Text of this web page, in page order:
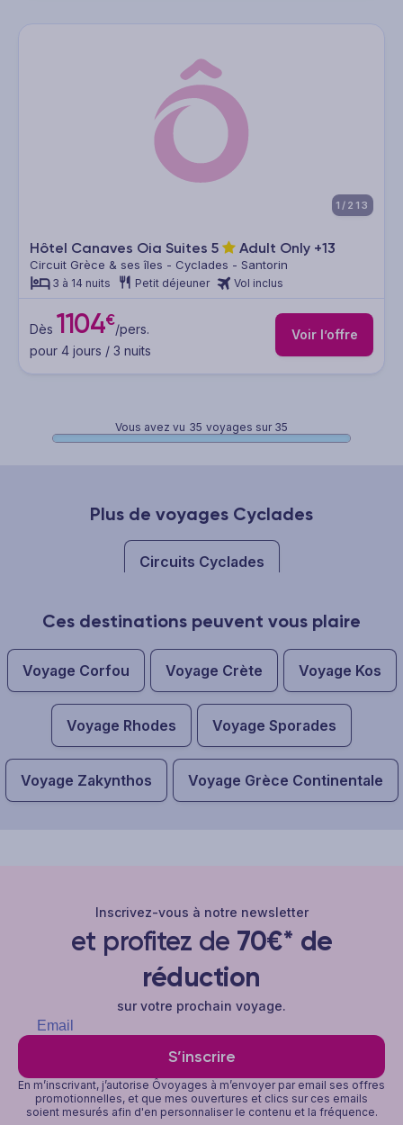
1/213
Hôtel Canaves Oia Suites 5 Adult Only +13
Circuit Grèce & ses îles - Cyclades - Santorin
3 à 14 nuits Petit déjeuner Vol inclus
Dès 1104€/pers.
pour 4 jours / 3 nuits
Voir l’offre
Vous avez vu 35 voyages sur 35
Plus de voyages Cyclades
Circuits Cyclades
Ces destinations peuvent vous plaire
Voyage Corfou Voyage Crète Voyage Kos
Voyage Rhodes Voyage Sporades
Voyage Zakynthos Voyage Grèce Continentale
Inscrivez-vous à notre newsletter
et profitez de 70€* de
réduction
sur votre prochain voyage.
S’inscrire
En m’inscrivant, j’autorise Ôvoyages à m’envoyer par email ses offres
promotionnelles, et que mes ouvertures et clics sur ces emails
soient mesurés afin d'en personnaliser le contenu et la fréquence.